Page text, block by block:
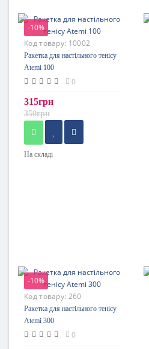
-10%
Код товару: 10002
Ракетка для настільного тенісу
Atemi 100
0
315грн
350грн
На складі
-10%
Код товару: 260
Ракетка для настільного тенісу
Atemi 300
0